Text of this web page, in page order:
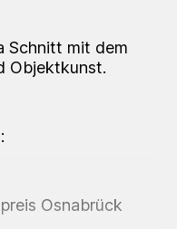
Schnitt mit dem
Objektkunst.
Osnabrück